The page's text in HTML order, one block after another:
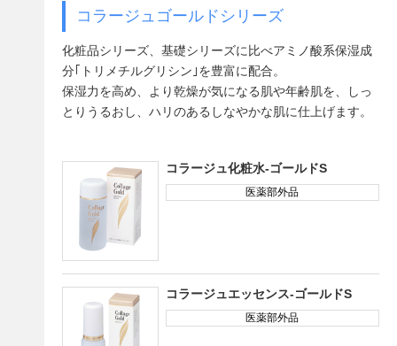
コラージュゴールドシリーズ
化粧品シリーズ、基礎シリーズに比べアミノ酸系保湿成
分｢トリメチルグリシン｣を豊富に配合。
保湿力を高め、より乾燥が気になる肌や年齢肌を、しっ
とりうるおし、ハリのあるしなやかな肌に仕上げます。
コラージュ化粧水-ゴールドS
医薬部外品
コラージュエッセンス-ゴールドS
医薬部外品